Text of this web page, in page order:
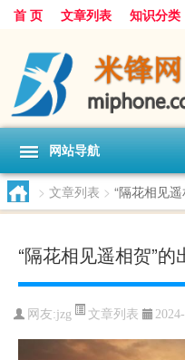
首 页 文章列表 知识分类
网站导航
> 文章列表 > “隔花相见
“隔花相见遥相贺”的
网友:jzg 文章列表